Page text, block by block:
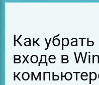
Как
входе в